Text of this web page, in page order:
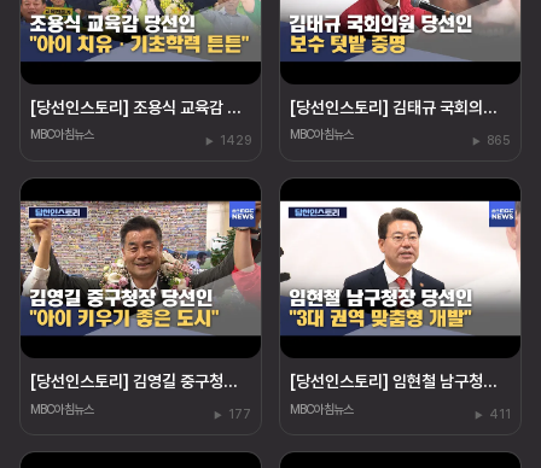
[당선인스토리] 조용식 교육감 당선인‥"아이 치유"
MBC아침뉴스 1429
[당선인스토리] 김태규 국회의원 당선인‥"울산 발전"
MBC아침뉴스 865
[당선인스토리] 김영길 중구청장 당선인 "아이 키우기 좋은 도시"
MBC아침뉴스 177
[당선인스토리] 임현철 남구청장 당선인‥"권역 개발"
MBC아침뉴스 411